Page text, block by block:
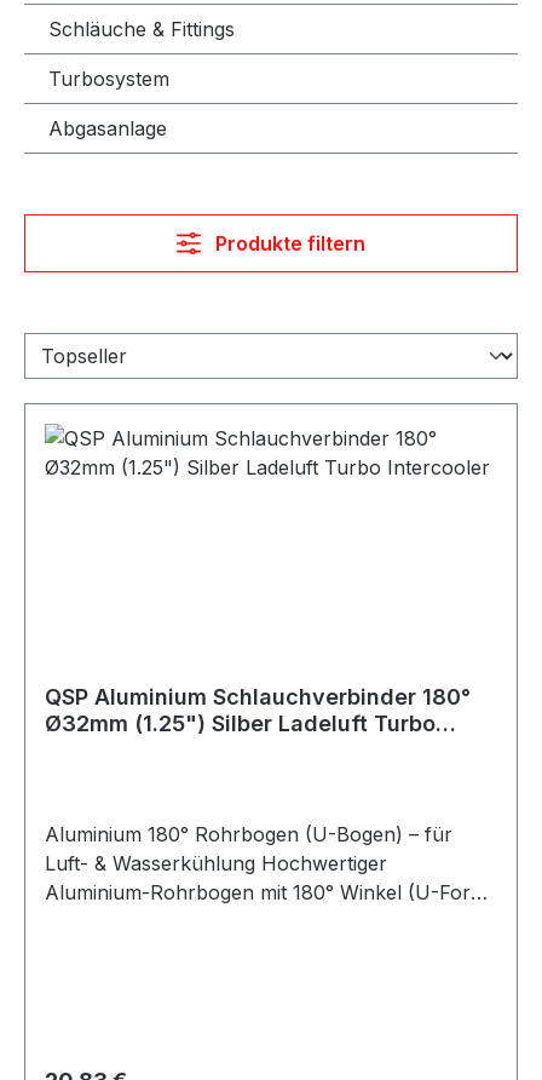
Schläuche & Fittings
Turbosystem
Abgasanlage
Produkte filtern
QSP Aluminium Schlauchverbinder 180°
Ø32mm (1.25") Silber Ladeluft Turbo
Aluminium 180° Rohrbogen (U-Bogen) – für
Luft- & Wasserkühlung Hochwertiger
Aluminium-Rohrbogen mit 180° Winkel (U-Form)